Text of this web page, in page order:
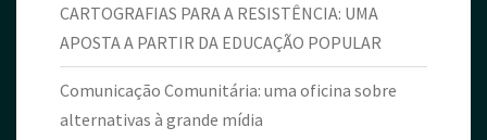
CARTOGRAFIAS PARA A RESISTÊNCIA: UMA
APOSTA A PARTIR DA EDUCAÇÃO POPULAR
Comunicação Comunitária: uma oficina sobre
alternativas à grande mídia